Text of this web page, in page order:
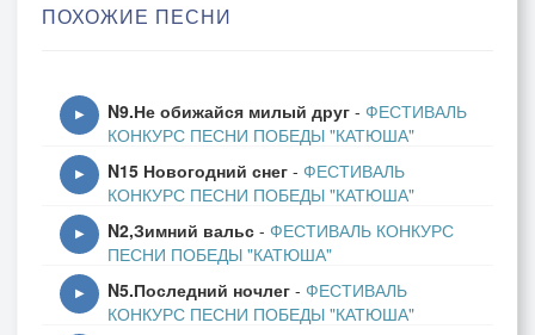
Сам себя не жалел.
Лечит раны земля,
Где бойцы полегли,
Колосятся поля.
А над полем туман,
Он висит в тишине,
Словно белый экран:
Снова фильм о войне.
ПОХОЖИЕ ПЕСНИ
▶ N9.Не обижайся милый друг - ФЕСТИВАЛЬ
КОНКУРС ПЕСНИ ПОБЕДЫ "КАТЮША"
▶ N15 Новогодний снег - ФЕСТИВАЛЬ
КОНКУРС ПЕСНИ ПОБЕДЫ "КАТЮША"
▶ N2,Зимний вальс - ФЕСТИВАЛЬ КОНКУРС
ПЕСНИ ПОБЕДЫ "КАТЮША"
▶ N5.Последний ночлег - ФЕСТИВАЛЬ
КОНКУРС ПЕСНИ ПОБЕДЫ "КАТЮША"